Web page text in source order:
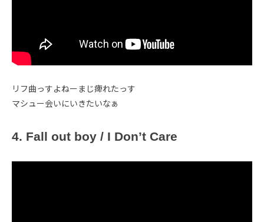
リフ曲っすよねーまじ痺れたっす
マシュー会いにいきたいなぁ
4. Fall out boy / I Don’t Care